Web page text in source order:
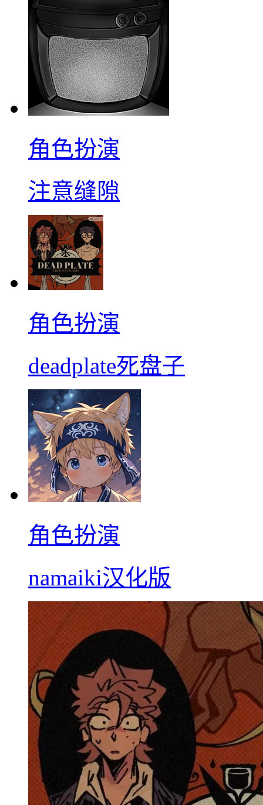
角色扮演
注意缝隙
角色扮演
deadplate死盘子
角色扮演
namaiki汉化版